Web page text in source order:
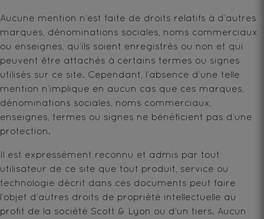
Aucune mention n’est faite de droits relatifs à d’autres
marques, dénominations sociales, noms commerciaux
ou enseignes, qu’ils soient enregistrés ou non et qui
peuvent être attachés à certains termes ou signes
utilisés sur ce site. Cependant, l’absence d’une telle
mention n’implique en aucun cas que ces marques,
dénominations sociales, noms commerciaux,
enseignes, termes ou signes ne bénéficient pas d’une
protection.
Il est expressément reconnu et admis par tout
utilisateur de ce site que tout produit, service ou
technologie décrit dans ces documents peut faire
l’objet d’autres droits de propriété intellectuelle au
profit de la société Scott & Lyon ou d’un tiers. Aucun